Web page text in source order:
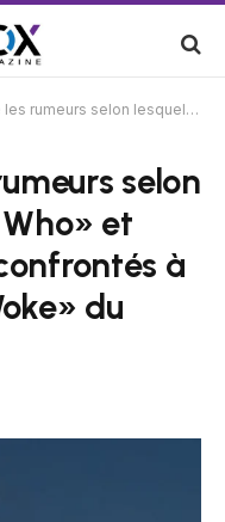
Who» et Ncuti Gatwa sont confrontés à l'annulation sur «Woke» du contrecoup
selon
et
à
du